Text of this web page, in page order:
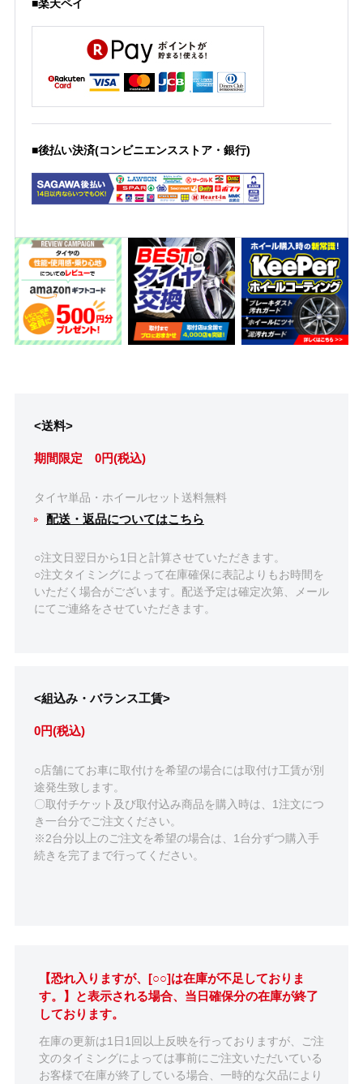
■楽天ペイ
■後払い決済(コンビニエンスストア・銀行)
<送料>
期間限定 0円(税込)
タイヤ単品・ホイールセット送料無料
配送・返品についてはこちら
○注文日翌日から1日と計算させていただきます。
○注文タイミングによって在庫確保に表記よりもお時間を
いただく場合がございます。配送予定は確定次第、メール
にてご連絡をさせていただきます。
<組込み・バランス工賃>
0円(税込)
○店舗にてお車に取付けを希望の場合には取付け工賃が別
途発生致します。
〇取付チケット及び取付込み商品を購入時は、1注文につ
き一台分でご注文ください。
※2台分以上のご注文を希望の場合は、1台分ずつ購入手
続きを完了まで行ってください。
【恐れ入りますが、[○○]は在庫が不足しておりま
す。】と表示される場合、当日確保分の在庫が終了
しております。
在庫の更新は1日1回以上反映を行っておりますが、ご注
文のタイミングによっては事前にご注文いただいている
お客様で在庫が終了している場合、一時的な欠品により